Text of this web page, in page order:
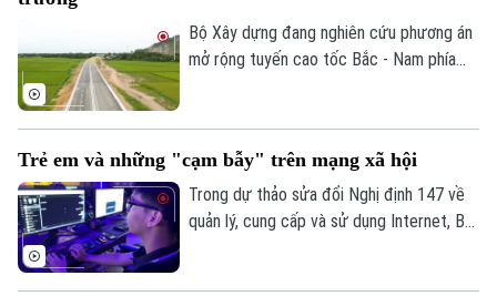
Golf
Tin tức
Sao
Điện ảnh
Thời trang
Âm nhạc
đồng Xây dựng -Chuyển giao (BT).
Bộ Xây dựng đang nghiên cứu phương án
mở rộng tuyến cao tốc Bắc - Nam phía
quả đầu tư.
Trẻ em và những "cạm bẫy" trên mạng xã hội
Trong dự thảo sửa đổi Nghị định 147 về
quản lý, cung cấp và sử dụng Internet, Bộ